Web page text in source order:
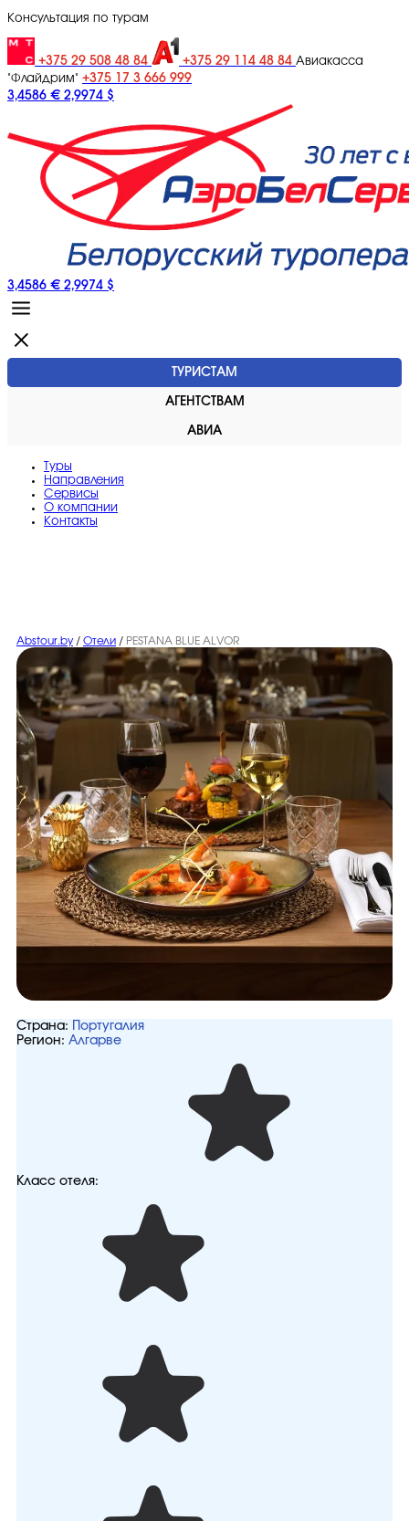
Консультация по турам
+375 29 508 48 84 +375 29 114 48 84 Авиакасса
"Флайдрим" +375 17 3 666 999
3,4586 € 2,9974 $
3,4586 € 2,9974 $
ТУРИСТАМ
АГЕНТСТВАМ
АВИА
Туры
Направления
Сервисы
O компании
Контакты
Abstour.by / Отели / PESTANA BLUE ALVOR
Страна:
Португалия
Регион: Алгарве
Класс отеля: